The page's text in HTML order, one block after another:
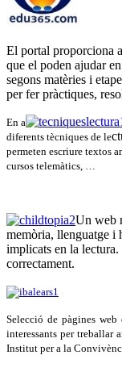
El portal proporciona
que el poden ajudar
segons matèries i
per fer pràctiques,
En a
diferents tècniques de le
permeten escriure textos
cursos telemàtics, …
Un web
memòria, llenguatge i
implicats en la
correctament.
Selecció de pàgines
interessants per treballar
Institut per a la